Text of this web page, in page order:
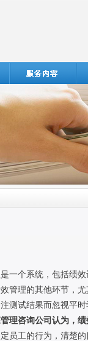
一个系统，包括绩
管理的其他环节，
测试结果而忽视平
理咨询公司认为，
员工的行为，清楚